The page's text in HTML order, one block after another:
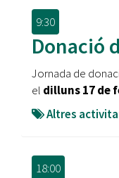
9:30
Donació
Jornada de
el dilluns 17 de
Altres
18:00